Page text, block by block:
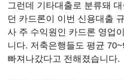
그런데 기타대출로 분류돼
던 카드론이 이번 신용대출
사 주 수익원인 카드론 영업
니다. 저축은행들도 평균
빠져나갔다고 전해졌습니다.